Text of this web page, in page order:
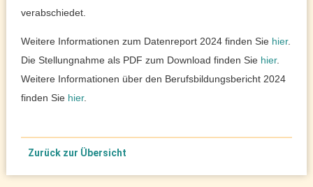
verabschiedet.
Weitere Informationen zum Datenreport 2024 finden Sie hier.
Die Stellungnahme als PDF zum Download finden Sie hier.
Weitere Informationen über den Berufsbildungsbericht 2024
finden Sie hier.
Zurück zur Übersicht